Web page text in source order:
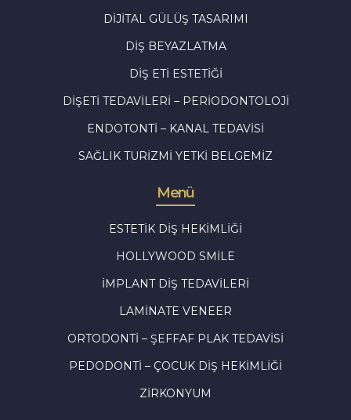
DIJITAL GÜLÜŞ TASARIMI
DIŞ BEYAZLATMA
DIŞ ETI ESTETIĞI
DIŞETI TEDAVILERI – PERIODONTOLOJI
ENDOTONTI – KANAL TEDAVISI
SAĞLIK TURIZMI YETKI BELGEMIZ
Menü
ESTETIK DIŞ HEKIMLIĞI
HOLLYWOOD SMILE
İMPLANT DIŞ TEDAVILERI
LAMINATE VENEER
ORTODONTI – ŞEFFAF PLAK TEDAVISI
PEDODONTI – ÇOCUK DIŞ HEKIMLIĞI
ZIRKONYUM